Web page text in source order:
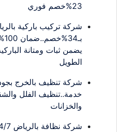
23%خصم فوري
شركة تركيب باركية
يضمن ثبات ومتانة
الطويل
خدمة..تنظيف الفلل
والخزانات